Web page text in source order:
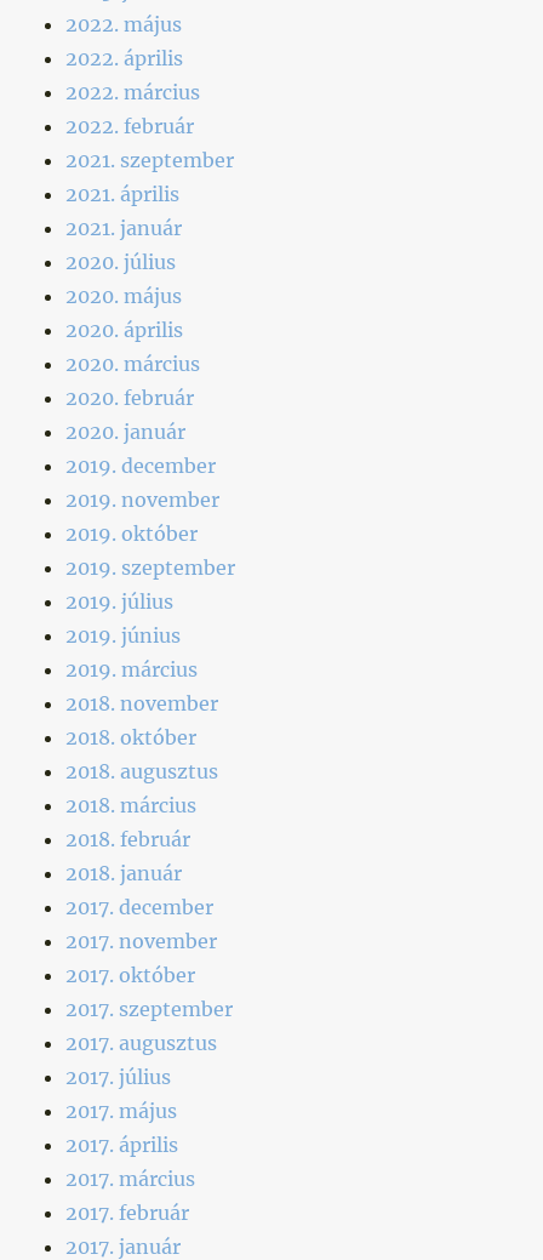
2022. május
2022. április
2022. március
2022. február
2021. szeptember
2021. április
2021. január
2020. július
2020. május
2020. április
2020. március
2020. február
2020. január
2019. december
2019. november
2019. október
2019. szeptember
2019. július
2019. június
2019. március
2018. november
2018. október
2018. augusztus
2018. március
2018. február
2018. január
2017. december
2017. november
2017. október
2017. szeptember
2017. augusztus
2017. július
2017. május
2017. április
2017. március
2017. február
2017. január